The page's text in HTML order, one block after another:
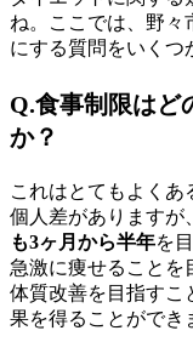
ね。ここでは、野々
にする質問をいくつ
Q.食事制限はど
か？
これはとてもよくあ
個人差がありますが、
も3ヶ月から半年を
急激に痩せることを
体質改善を目指すこ
果を得ることができ